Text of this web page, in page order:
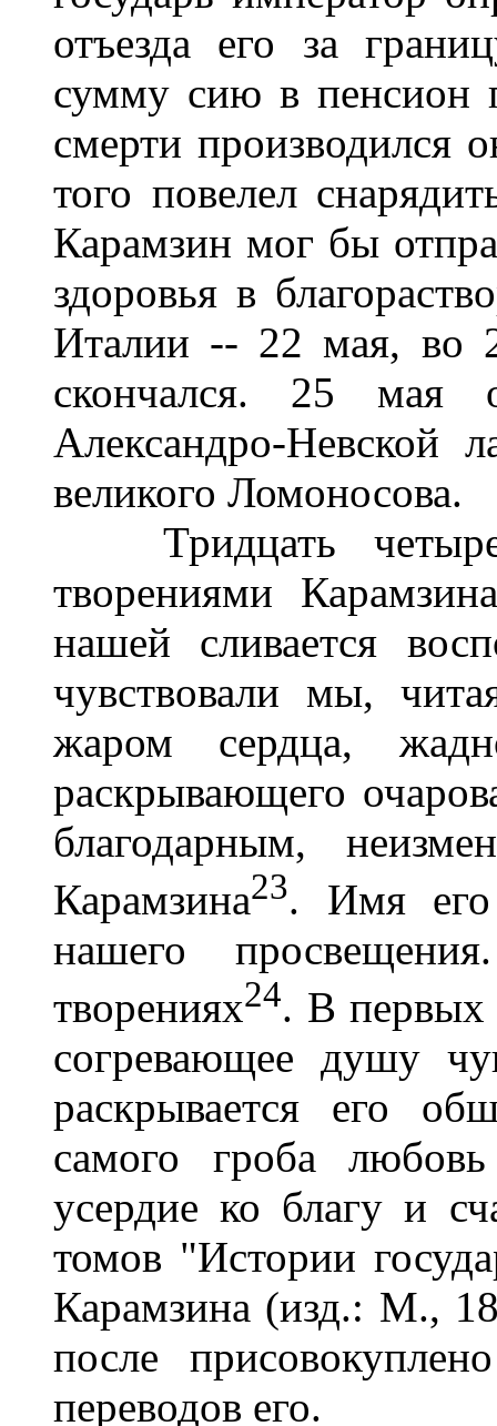
отъезда его за
сумму сию в пенсион
смерти производился
того повелел
Карамзин мог бы
здоровья в
Италии -- 22 мая, во
скончался. 25 мая
Александро-Невской
великого Ломоносова.
Тридцать четыре
творениями
нашей сливается
чувствовали мы,
жаром сердца,
раскрывающего
благодарным,
Карамзина23. Имя его
нашего
творениях24. В первых
согревающее душу
раскрывается его
самого гроба
усердие ко благу и
томов "Истории
Карамзина (изд.: М.,
после
переводов его.